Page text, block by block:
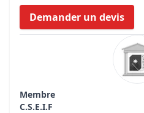
Demander un devis
Membre
C.S.E.I.F